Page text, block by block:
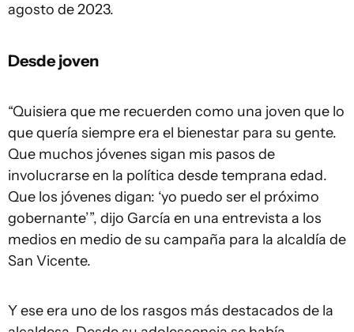
agosto de 2023.
Desde joven
“Quisiera que me recuerden como una joven que lo
que quería siempre era el bienestar para su gente.
Que muchos jóvenes sigan mis pasos de
involucrarse en la política desde temprana edad.
Que los jóvenes digan: ‘yo puedo ser el próximo
gobernante’”, dijo García en una entrevista a los
medios en medio de su campaña para la alcaldía de
San Vicente.
Y ese era uno de los rasgos más destacados de la